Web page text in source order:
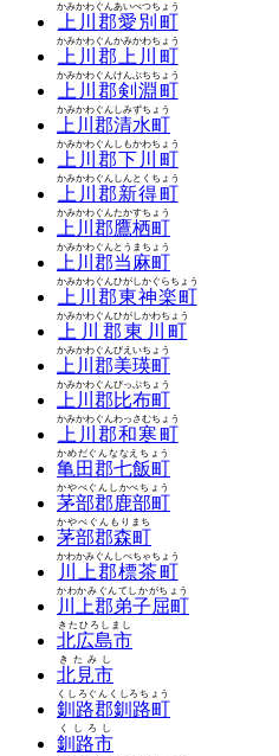
上川郡愛別町
かみかわぐんあいべつちょう
上川郡上川町
かみかわぐんかみかわちょう
上川郡剣淵町
かみかわぐんけんぶちちょう
上川郡清水町
かみかわぐんしみずちょう
上川郡下川町
かみかわぐんしもかわちょう
上川郡新得町
かみかわぐんしんとくちょう
上川郡鷹栖町
かみかわぐんたかすちょう
上川郡当麻町
かみかわぐんとうまちょう
上川郡東神楽町
かみかわぐんひがしかぐらちょう
上川郡東川町
かみかわぐんひがしかわちょう
上川郡美瑛町
かみかわぐんびえいちょう
上川郡比布町
かみかわぐんぴっぷちょう
上川郡和寒町
かみかわぐんわっさむちょう
亀田郡七飯町
かめだぐんななえちょう
茅部郡鹿部町
かやべぐんしかべちょう
茅部郡森町
かやべぐんもりまち
川上郡標茶町
かわかみぐんしべちゃちょう
川上郡弟子屈町
かわかみぐんてしかがちょう
北広島市
きたひろしまし
北見市
きたみし
釧路郡釧路町
くしろぐんくしろちょう
釧路市
くしろし